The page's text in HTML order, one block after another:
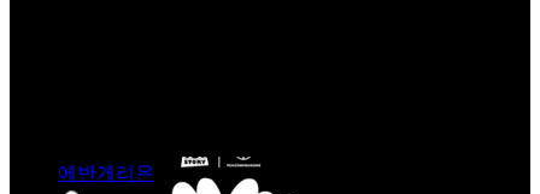
에반게리온